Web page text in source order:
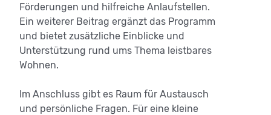
Förderungen und hilfreiche Anlaufstellen.
Ein weiterer Beitrag ergänzt das Programm
und bietet zusätzliche Einblicke und
Unterstützung rund ums Thema leistbares
Wohnen.
Im Anschluss gibt es Raum für Austausch
und persönliche Fragen. Für eine kleine